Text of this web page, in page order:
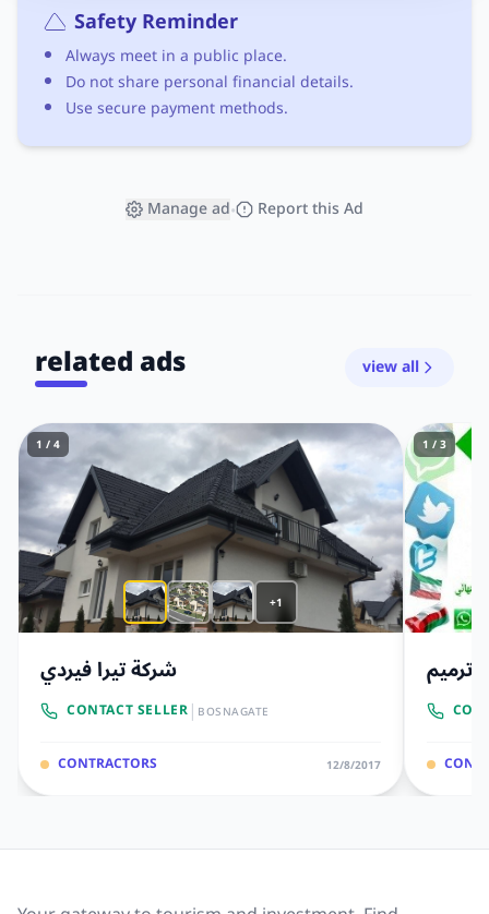
Safety Reminder
Always meet in a public place.
Do not share personal financial details.
Use secure payment methods.
Manage ad• Report this Ad
related ads view all
+1
1 / 4
شركة تيرا فيردي
CONTACT SELLER| BOSNAGATE
CONTRACTORS 12/8/2017
1 / 3